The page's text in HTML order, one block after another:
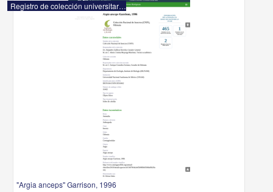
Registro de colección universitaria
"Argia anceps" Garrison, 1996